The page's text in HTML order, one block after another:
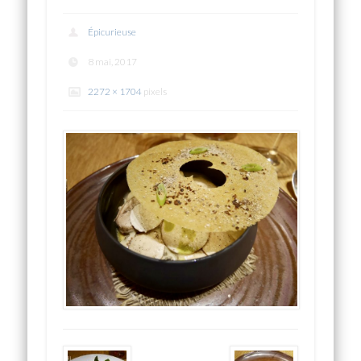
Épicurieuse
8 mai, 2017
2272 × 1704 pixels